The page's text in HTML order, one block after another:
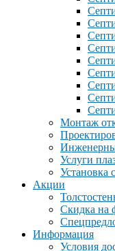
Монтаж
Услуги
Установка
Акции
Скидка на
Информация
Условия